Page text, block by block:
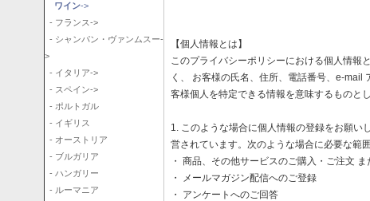
ワイン->
- フランス->
- シャンパン・ヴァンムスー-
>
- イタリア->
- スペイン->
- ポルトガル
- イギリス
- オーストリア
- ブルガリア
- ハンガリー
- ルーマニア
【個人情報とは】
このプライバシーポリシーにおける個人情報
く、 お客様の氏名、住所、電話番号、e-mail
客様個人を特定できる情報を意味するものとし
1. このような場合に個人情報の登録をお願い
営されています。次のような場合に必要な範
・ 商品、その他サービスのご購入・ご注文
・ メールマガジン配信へのご登録
・ アンケートへのご回答